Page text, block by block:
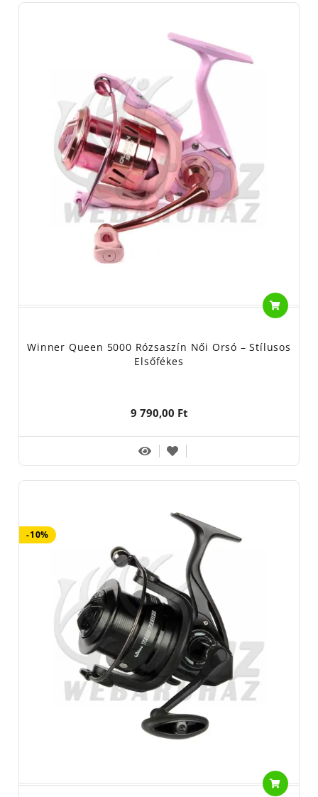
Winner Queen 5000 Rózsaszín Női Orsó – Stílusos
Elsőfékes
9 790,00 Ft
-10%